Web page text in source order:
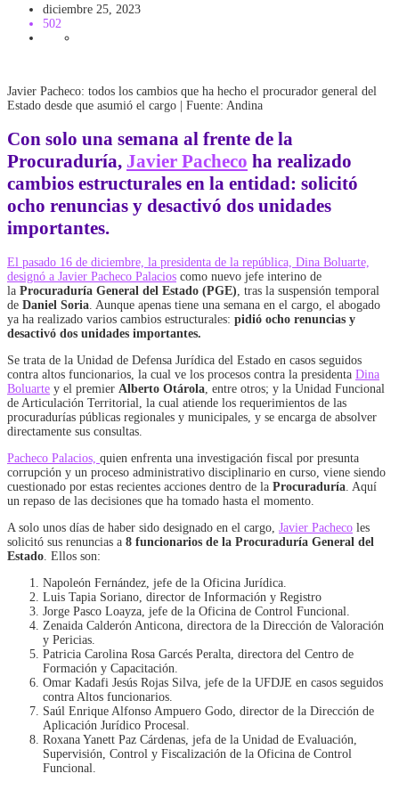
diciembre 25, 2023
502
Javier Pacheco: todos los cambios que ha hecho el procurador general del
Estado desde que asumió el cargo | Fuente: Andina
Con solo una semana al frente de la
Procuraduría, Javier Pacheco ha realizado
cambios estructurales en la entidad: solicitó
ocho renuncias y desactivó dos unidades
importantes.
El pasado 16 de diciembre, la presidenta de la república, Dina Boluarte,
designó a Javier Pacheco Palacios como nuevo jefe interino de
la Procuraduría General del Estado (PGE) , tras la suspensión temporal
de Daniel Soria . Aunque apenas tiene una semana en el cargo, el abogado
ya ha realizado varios cambios estructurales: pidió ocho renuncias y
desactivó dos unidades importantes.
Se trata de la Unidad de Defensa Jurídica del Estado en casos seguidos
contra altos funcionarios, la cual ve los procesos contra la presidenta Dina
Boluarte y el premier Alberto Otárola , entre otros; y la Unidad Funcional
de Articulación Territorial, la cual atiende los requerimientos de las
procuradurías públicas regionales y municipales, y se encarga de absolver
directamente sus consultas.
Pacheco Palacios, quien enfrenta una investigación fiscal por presunta
corrupción y un proceso administrativo disciplinario en curso, viene siendo
cuestionado por estas recientes acciones dentro de la Procuraduría . Aquí
un repaso de las decisiones que ha tomado hasta el momento.
A solo unos días de haber sido designado en el cargo, Javier Pacheco les
solicitó sus renuncias a 8 funcionarios de la Procuraduría General del
Estado . Ellos son:
Napoleón Fernández, jefe de la Oficina Jurídica.
Luis Tapia Soriano, director de Información y Registro
Jorge Pasco Loayza, jefe de la Oficina de Control Funcional.
Zenaida Calderón Anticona, directora de la Dirección de Valoración
y Pericias.
Patricia Carolina Rosa Garcés Peralta, directora del Centro de
Formación y Capacitación.
Omar Kadafi Jesús Rojas Silva, jefe de la UFDJE en casos seguidos
contra Altos funcionarios.
Saúl Enrique Alfonso Ampuero Godo, director de la Dirección de
Aplicación Jurídico Procesal.
Roxana Yanett Paz Cárdenas, jefa de la Unidad de Evaluación,
Supervisión, Control y Fiscalización de la Oficina de Control
Funcional.